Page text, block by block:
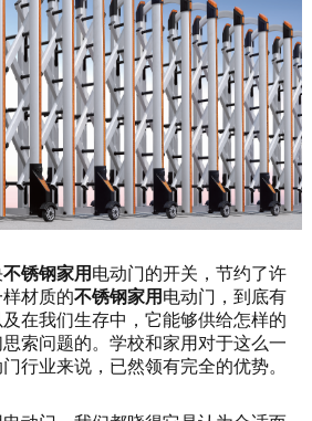
不锈钢家用 电动门的开关，节约了许
材质的不锈钢家用 电动门，到底有
在我们生存中，它能够供给怎样的
索问题的。学校和家用 对于这么一
行业来说，已然领有完全的优势。